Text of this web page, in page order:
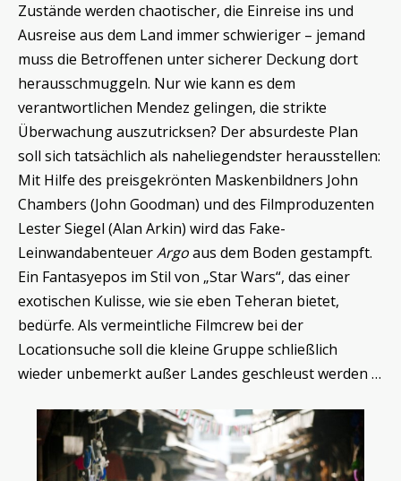
Zustände werden chaotischer, die Einreise ins und
Ausreise aus dem Land immer schwieriger – jemand
muss die Betroffenen unter sicherer Deckung dort
herausschmuggeln. Nur wie kann es dem
verantwortlichen Mendez gelingen, die strikte
Überwachung auszutricksen? Der absurdeste Plan
soll sich tatsächlich als naheliegendster herausstellen:
Mit Hilfe des preisgekrönten Maskenbildners John
Chambers (John Goodman) und des Filmproduzenten
Lester Siegel (Alan Arkin) wird das Fake-
LeinwandabenteuerArgoaus dem Boden gestampft.
Ein Fantasyepos im Stil von „Star Wars“, das einer
exotischen Kulisse, wie sie eben Teheran bietet,
bedürfe. Als vermeintliche Filmcrew bei der
Locationsuche soll die kleine Gruppe schließlich
wieder unbemerkt außer Landes geschleust werden …